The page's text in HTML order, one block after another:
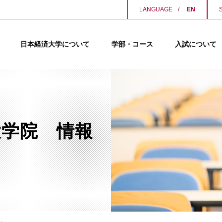
LANGUAGE EN
日本経済大学について 学部・コース 入試について
学院 情報